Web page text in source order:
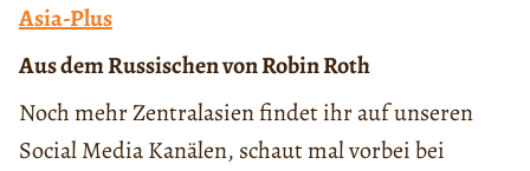
Asia-Plus
Aus dem Russischen von Robin Roth
Noch mehr Zentralasien findet ihr auf unseren
Social Media Kanälen, schaut mal vorbei bei